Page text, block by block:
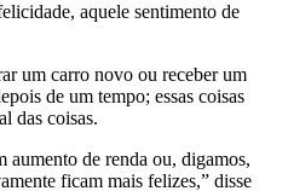
aquele sentimento de
um carro novo ou receber um
de um tempo; essas coisas
das coisas.
aumento de renda ou, digamos,
ficam mais felizes,” disse